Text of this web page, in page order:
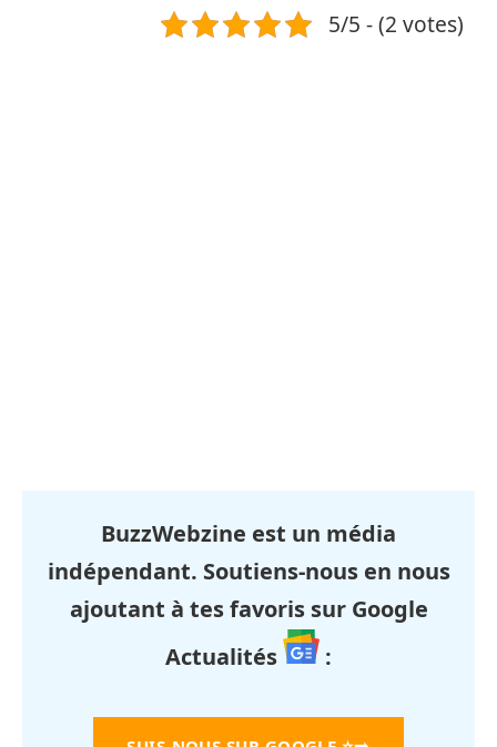
5/5 - (2 votes)
BuzzWebzine est un média
indépendant. Soutiens-nous en nous
ajoutant à tes favoris sur Google
Actualités
: